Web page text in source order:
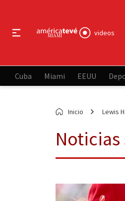
videos
Cuba Miami EEUU
Inicio Lewis